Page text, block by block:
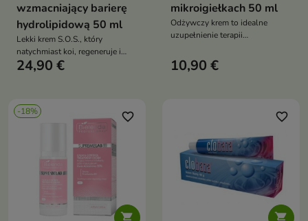
wzmacniający barierę
hydrolipidową 50 ml
Lekki krem S.O.S., który
natychmiast koi, regeneruje i
wzmacnia barierę hydrolipidową
24,90 €
mikroigiełkach 50 ml
Odżywczy krem to idealne
uzupełnienie terapii
skóry, potęguje regenerację, koi i
zapewnia intensywne
10,90 €
-18%

favorite_border

favorite_border